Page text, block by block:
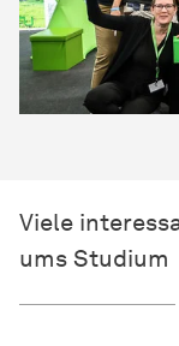
Viele
ums Studium